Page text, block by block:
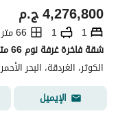
ج.م4,276,800
1
1
66 متر مربع
شقة فاخرة غرفة نوم 66 متر في قلب الممشى السياحي
الكوثر، الغردقة، البحر الأحمر
الإيميل